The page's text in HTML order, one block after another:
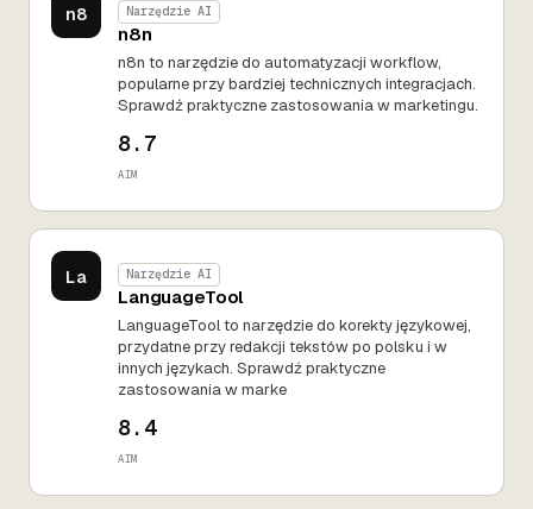
n8 Narzędzie AI
n8n
n8n to narzędzie do automatyzacji workflow,
popularne przy bardziej technicznych integracjach.
Sprawdź praktyczne zastosowania w marketingu.
8.7
AIM
La Narzędzie AI
LanguageTool
LanguageTool to narzędzie do korekty językowej,
przydatne przy redakcji tekstów po polsku i w
innych językach. Sprawdź praktyczne
zastosowania w marke
8.4
AIM